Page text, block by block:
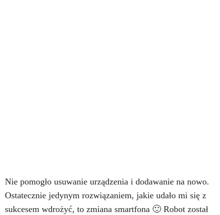
Nie pomogło usuwanie urządzenia i dodawanie na nowo.
Ostatecznie jedynym rozwiązaniem, jakie udało mi się z
sukcesem wdrożyć, to zmiana smartfona 🙂 Robot został